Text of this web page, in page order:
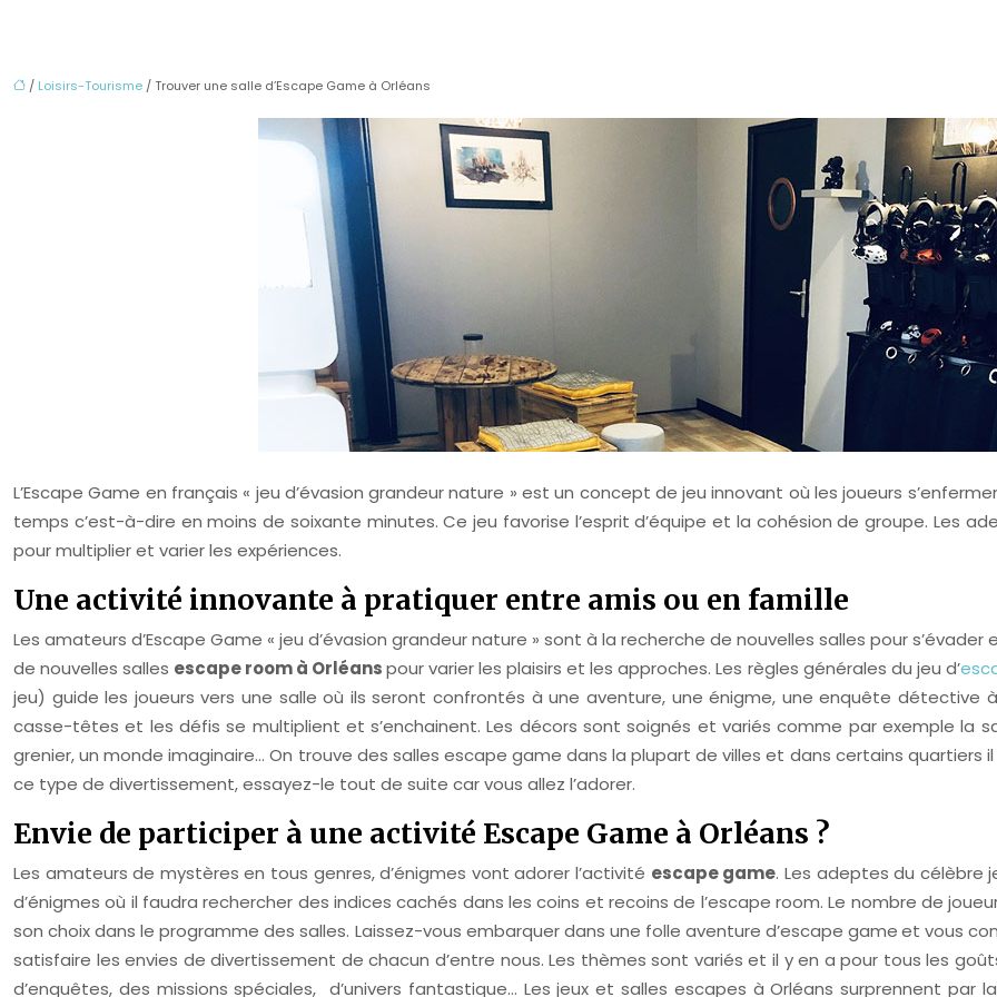
/ Loisirs-Tourisme / Trouver une salle d’Escape Game à Orléans
L’Escape Game en français « jeu d’évasion grandeur nature » est un concept de jeu innovant où les joueurs
temps c’est-à-dire en moins de soixante minutes. Ce jeu favorise l’esprit d’équipe et la cohésion de groupe. Les
pour multiplier et varier les expériences.
Une activité innovante à pratiquer entre amis ou en famille
Les amateurs d’Escape Game « jeu d’évasion grandeur nature » sont à la recherche de nouvelles salles pour
de nouvelles salles escape room à Orléanspour varier les plaisirs et les approches. Les règles générales du jeu d’
jeu) guide les joueurs vers une salle où ils seront confrontés à une aventure, une énigme, une enquête détective
casse-têtes et les défis se multiplient et s’enchainent. Les décors sont soignés et variés comme par exemple la
grenier, un monde imaginaire… On trouve des salles escape game dans la plupart de villes et dans certains quartiers
ce type de divertissement, essayez-le tout de suite car vous allez l’adorer.
Envie de participer à une activité Escape Game à Orléans ?
Les amateurs de mystères en tous genres, d’énigmes vont adorer l’activité escape game. Les adeptes du célèbre
d’énigmes où il faudra rechercher des indices cachés dans les coins et recoins de l’escape room. Le nombre de
son choix dans le programme des salles. Laissez-vous embarquer dans une folle aventure d’escape gameet vous
satisfaire les envies de divertissement de chacun d’entre nous. Les thèmes sont variés et il y en a pour tous les
d’enquêtes, des missions spéciales, d’univers fantastique… Les jeux et salles escapes à Orléans surprennent par